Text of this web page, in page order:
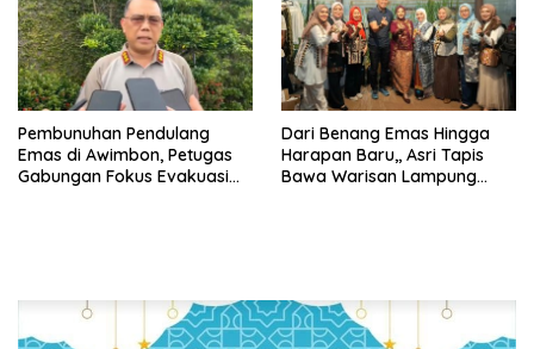
Pembunuhan Pendulang
Emas di Awimbon, Petugas
Gabungan Fokus Evakuasi
Dari Benang Emas Hingga
Harapan Baru,, Asri Tapis
Bawa Warisan Lampung